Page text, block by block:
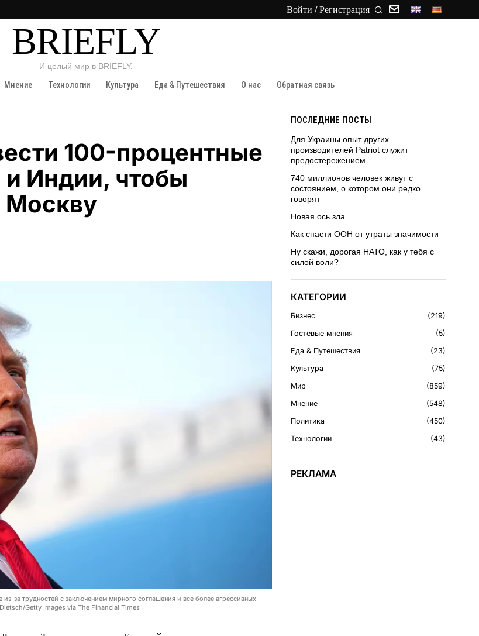
Войти / Регистрация
BRIEFLY
И целый мир в BRIEFLY.
Мнение Технологии Культура Еда & Путешествия О нас Обратная связь
100-процентные
Индии, чтобы
Москву
за трудностей с заключением мирного соглашения и все более агрессивных
Getty Images via The Financial Times
ПОСЛЕДНИЕ ПОСТЫ
Для Украины опыт других
производителей Patriot служит
предостережением
740 миллионов человек живут с
состоянием, о котором они редко
говорят
Новая ось зла
Как спасти ООН от утраты значимости
Ну скажи, дорогая НАТО, как у тебя с
силой воли?
КАТЕГОРИИ
Бизнес
219
Гостевые мнения
5
Еда & Путешествия
23
Культура
75
Мир
859
Мнение
548
Политика
450
Технологии
43
РЕКЛАМА